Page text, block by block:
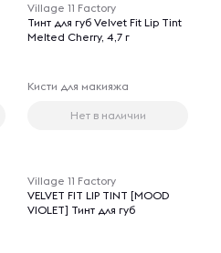
Village 11 Factory
Тинт для губ Velvet Fit Lip Tint
Melted Cherry, 4,7 г
Кисти для макияжа
Нет в наличии
Village 11 Factory
VELVET FIT LIP TINT [MOOD
VIOLET] Тинт для губ